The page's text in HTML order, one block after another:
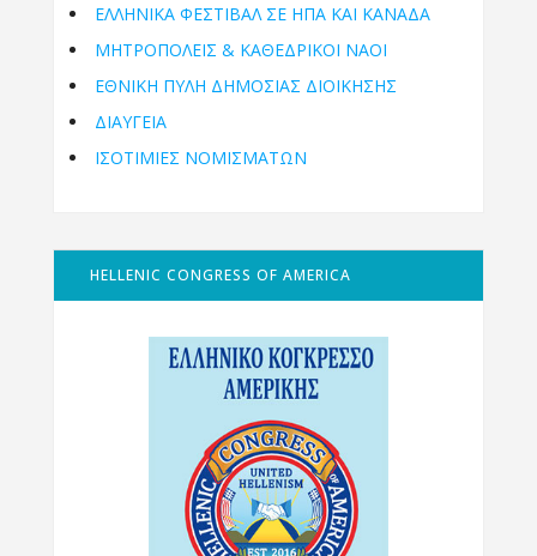
ΕΛΛΗΝΙΚΆ ΦΕΣΤΙΒΆΛ ΣΕ ΗΠΑ ΚΑΙ ΚΑΝΑΔΑ
ΜΗΤΡΟΠΌΛΕΙΣ & ΚΑΘΕΔΡΙΚΟΊ ΝΑΟΊ
ΕΘΝΙΚΉ ΠΎΛΗ ΔΗΜΌΣΙΑΣ ΔΙΟΊΚΗΣΗΣ
ΔΙΑΥΓΕΙΑ
ΙΣΟΤΙΜΙΕΣ ΝΟΜΙΣΜΑΤΩΝ
HELLENIC CONGRESS OF AMERICA